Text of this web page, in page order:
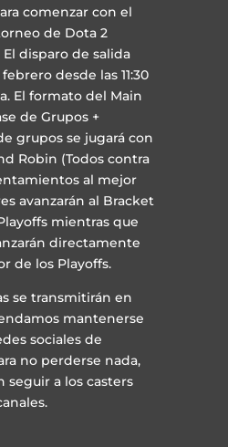
comenzar con el
de Dota 2
El disparo de salida
desde las 11:30
El formato del Main
de Grupos +
grupos se jugará con
Robin (Todos contra
al mejor
avanzarán al Bracket
mientras que
directamente
de los Playoffs.
se transmitirán en
mantenerse
sociales de
no perderse nada,
a los casters